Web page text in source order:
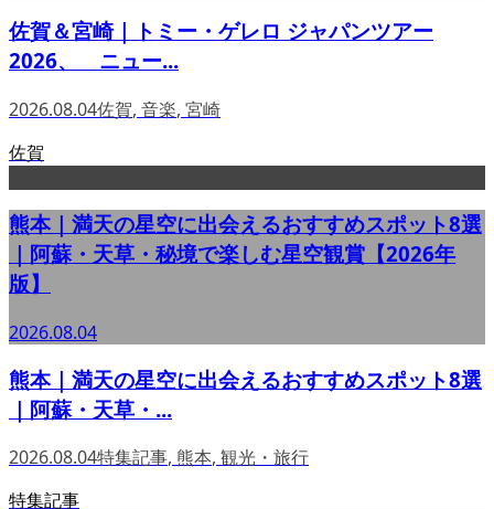
佐賀＆宮崎｜トミー・ゲレロ ジャパンツアー
2026、 ニュー...
2026.08.04佐賀, 音楽, 宮崎
佐賀
熊本｜満天の星空に出会えるおすすめスポット8選
｜阿蘇・天草・秘境で楽しむ星空観賞【2026年
版】
2026.08.04
熊本｜満天の星空に出会えるおすすめスポット8選
｜阿蘇・天草・...
2026.08.04特集記事, 熊本, 観光・旅行
特集記事